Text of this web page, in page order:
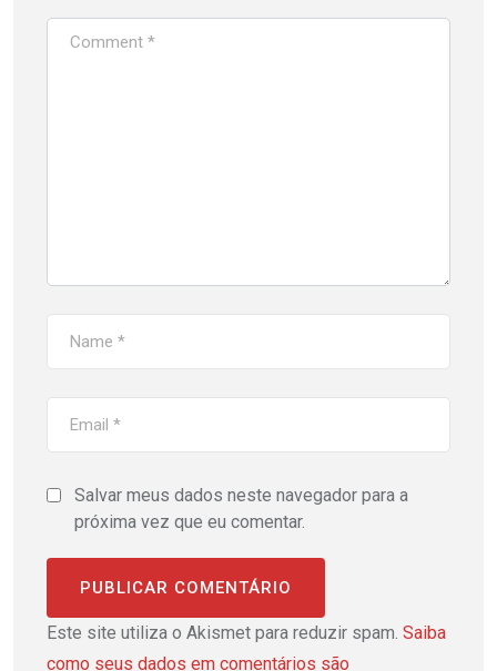
Salvar meus dados neste navegador para a
próxima vez que eu comentar.
Este site utiliza o Akismet para reduzir spam. Saiba
como seus dados em comentários são